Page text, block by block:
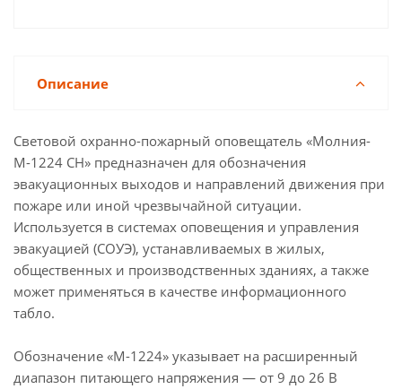
Описание
Световой охранно-пожарный оповещатель «Молния-
М-1224 СН» предназначен для обозначения
эвакуационных выходов и направлений движения при
пожаре или иной чрезвычайной ситуации.
Используется в системах оповещения и управления
эвакуацией (СОУЭ), устанавливаемых в жилых,
общественных и производственных зданиях, а также
может применяться в качестве информационного
табло.
Обозначение «М-1224» указывает на расширенный
диапазон питающего напряжения — от 9 до 26 В